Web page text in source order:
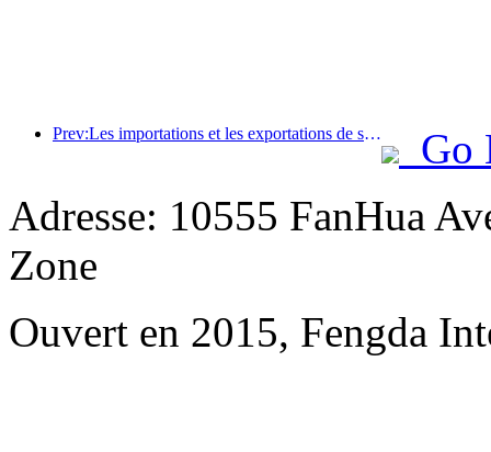
Prev:Les importations et les exportations de services de voyage ont atteint 1 080,29 milliards de yuans au premier semestre de l'année
Go
Adresse: 10555 FanHua
Zone
Ouvert en 2015, Fengda